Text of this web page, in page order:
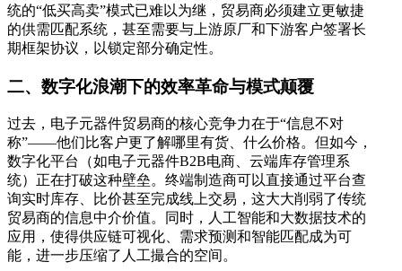
统的“低买高卖”模式已难以为继，贸易商必须建立更敏捷
的供需匹配系统，甚至需要与上游原厂和下游客户签署长
期框架协议，以锁定部分确定性。
二、数字化浪潮下的效率革命与模式颠覆
过去，电子元器件贸易商的核心竞争力在于“信息不对
称”——他们比客户更了解哪里有货、什么价格。但如今，
数字化平台（如电子元器件B2B电商、云端库存管理系
统）正在打破这种壁垒。终端制造商可以直接通过平台查
询实时库存、比价甚至完成线上交易，这大大削弱了传统
贸易商的信息中介价值。同时，人工智能和大数据技术的
应用，使得供应链可视化、需求预测和智能匹配成为可
能，进一步压缩了人工撮合的空间。